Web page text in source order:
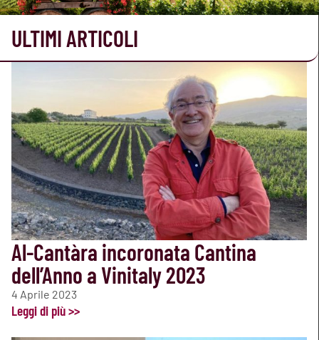
ULTIMI ARTICOLI
Al-Cantàra incoronata Cantina
dell’Anno a Vinitaly 2023
4 Aprile 2023
Leggi di più >>